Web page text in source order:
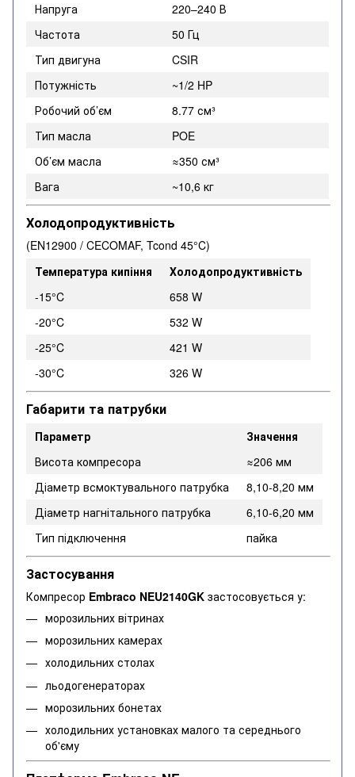
Напруга
220–240 В
Частота
50 Гц
Тип двигуна
CSIR
Потужність
~1/2 HP
Робочий об’єм
8.77 см³
Тип масла
POE
Об’єм масла
≈350 см³
Вага
~10,6 кг
Холодопродуктивність
(EN12900 / CECOMAF, Tcond 45°C)
Температура кипіння
Холодопродуктивність
-15°C
658 W
-20°C
532 W
-25°C
421 W
-30°C
326 W
Габарити та патрубки
Параметр
Значення
Висота компресора
≈206 мм
Діаметр всмоктувального патрубка
8,10-8,20 мм
Діаметр нагнітального патрубка
6,10-6,20 мм
Тип підключення
пайка
Застосування
Компресор Embraco NEU2140GK застосовується у:
морозильних вітринах
морозильних камерах
холодильних столах
льодогенераторах
морозильних бонетах
холодильних установках малого та середнього
об'єму